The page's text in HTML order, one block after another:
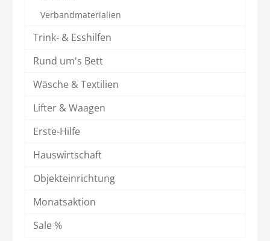
Verbandmaterialien
Trink- & Esshilfen
Rund um's Bett
Wäsche & Textilien
Lifter & Waagen
Erste-Hilfe
Hauswirtschaft
Objekteinrichtung
Monatsaktion
Sale %